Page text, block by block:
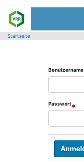
Startseite
Benutzername
Passwort